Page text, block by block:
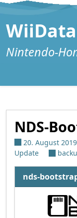
Zum Inhalt springen
Nintendo-
NDS-
20. August 2019
Update
nds-